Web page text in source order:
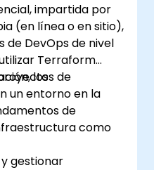
código.
de prueba y
impartida por
(en línea o en sitio),
de DevOps de nivel
Terraform
de
un entorno en la
los
de
como
gestionar